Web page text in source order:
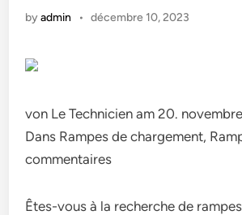
byadmin • décembre 10, 2023
von Le Technicien am 20.
Dans Rampes de chargement,
commentaires
Êtes-vous à la recherche de